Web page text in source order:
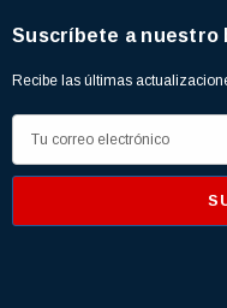
Suscríbete a nuestro
Recibe las últimas
i
e